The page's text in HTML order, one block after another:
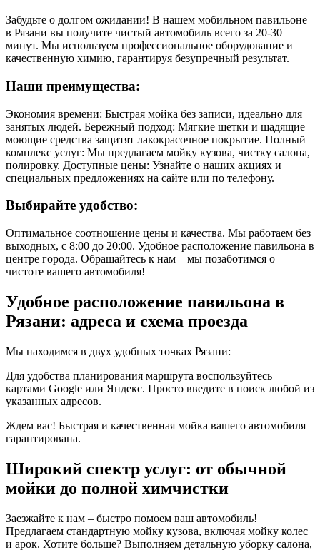
Забудьте о долгом ожидании! В нашем мобильном павильоне
в Рязани вы получите чистый автомобиль всего за 20-30
минут. Мы используем профессиональное оборудование и
качественную химию, гарантируя безупречный результат.
Наши преимущества:
Экономия времени: Быстрая мойка без записи, идеально для
занятых людей. Бережный подход: Мягкие щетки и щадящие
моющие средства защитят лакокрасочное покрытие. Полный
комплекс услуг: Мы предлагаем мойку кузова, чистку салона,
полировку. Доступные цены: Узнайте о наших акциях и
специальных предложениях на сайте или по телефону.
Выбирайте удобство:
Оптимальное соотношение цены и качества. Мы работаем без
выходных, с 8:00 до 20:00. Удобное расположение павильона в
центре города. Обращайтесь к нам – мы позаботимся о
чистоте вашего автомобиля!
Удобное расположение павильона в
Рязани: адреса и схема проезда
Мы находимся в двух удобных точках Рязани:
Для удобства планирования маршрута воспользуйтесь
картами Google или Яндекс. Просто введите в поиск любой из
указанных адресов.
Ждем вас! Быстрая и качественная мойка вашего автомобиля
гарантирована.
Широкий спектр услуг: от обычной
мойки до полной химчистки
Заезжайте к нам – быстро помоем ваш автомобиль!
Предлагаем стандартную мойку кузова, включая мойку колес
и арок. Хотите больше? Выполняем детальную уборку салона,